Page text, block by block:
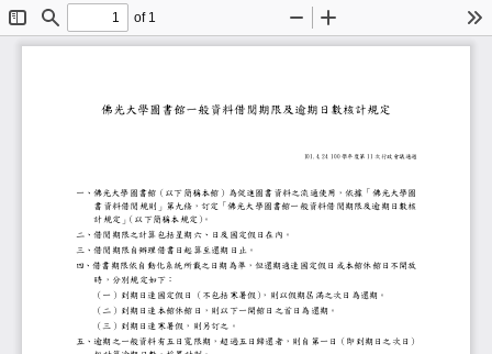
Toggle
Sidebar
Find
of 1
Zoom
Out
In
佛光大學圖書館一般資料借閱期限及逾期日數
101.4.24 100 學年度第 11 次行政會議
一、佛光大學圖書館（以下簡稱本館）為促進圖書資料之流通使
書資料借閱規則」第九條，訂定「佛光大學圖書館一般資料借
計規定」（以下簡稱本規定）
。
二、借閱期限之計算包括星期六、日及國定假日在內。
三、借閱期限自辦理借書日起算至還期日止。
四、借書期限依自動化系統所載之日期為準，但還期適逢國定假
時，分別規定如下：
（一）到期日逢國定假日（不包括寒暑假）
，則以假期屆滿之次日為還期。
（二）到期日逢本館休館日，則以下一開館日之首日為還期。
（三）到期日逢寒暑假，則另訂之。
五、逾期之一般資料有五日寬限期，超過五日歸還者，則自第一